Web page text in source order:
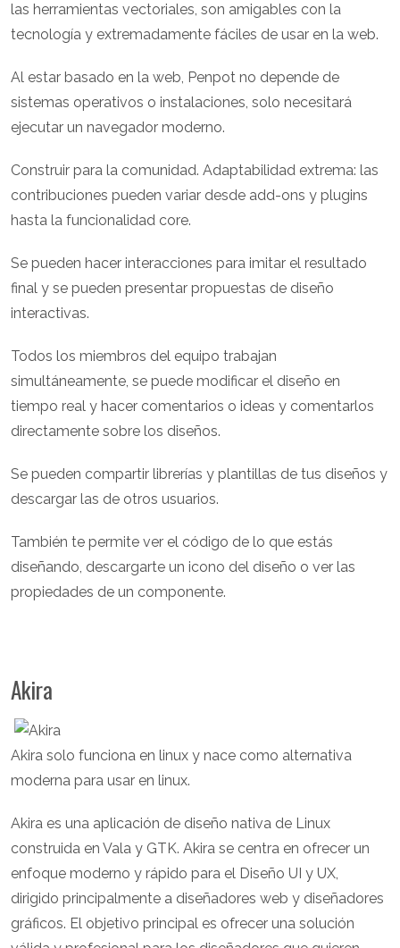
las herramientas vectoriales, son amigables con la
tecnología y extremadamente fáciles de usar en la web.
Al estar basado en la web, Penpot no depende de
sistemas operativos o instalaciones, solo necesitará
ejecutar un navegador moderno.
Construir para la comunidad. Adaptabilidad extrema: las
contribuciones pueden variar desde add-ons y plugins
hasta la funcionalidad core.
Se pueden hacer interacciones para imitar el resultado
final y se pueden presentar propuestas de diseño
interactivas.
Todos los miembros del equipo trabajan
simultáneamente, se puede modificar el diseño en
tiempo real y hacer comentarios o ideas y comentarlos
directamente sobre los diseños.
Se pueden compartir librerías y plantillas de tus diseños y
descargar las de otros usuarios.
También te permite ver el código de lo que estás
diseñando, descargarte un icono del diseño o ver las
propiedades de un componente.
Akira
Akira solo funciona en linux y nace como alternativa
moderna para usar en linux.
Akira es una aplicación de diseño nativa de Linux
construida en Vala y GTK. Akira se centra en ofrecer un
enfoque moderno y rápido para el Diseño UI y UX,
dirigido principalmente a diseñadores web y diseñadores
gráficos. El objetivo principal es ofrecer una solución